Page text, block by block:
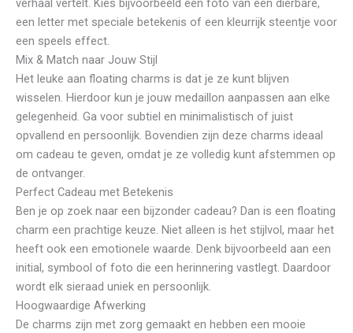
verhaal vertelt. Kies bijvoorbeeld een foto van een dierbare,
een letter met speciale betekenis of een kleurrijk steentje voor
een speels effect.
Mix & Match naar Jouw Stijl
Het leuke aan floating charms is dat je ze kunt blijven
wisselen. Hierdoor kun je jouw medaillon aanpassen aan elke
gelegenheid. Ga voor subtiel en minimalistisch of juist
opvallend en persoonlijk. Bovendien zijn deze charms ideaal
om cadeau te geven, omdat je ze volledig kunt afstemmen op
de ontvanger.
Perfect Cadeau met Betekenis
Ben je op zoek naar een bijzonder cadeau? Dan is een floating
charm een prachtige keuze. Niet alleen is het stijlvol, maar het
heeft ook een emotionele waarde. Denk bijvoorbeeld aan een
initial, symbool of foto die een herinnering vastlegt. Daardoor
wordt elk sieraad uniek en persoonlijk.
Hoogwaardige Afwerking
De charms zijn met zorg gemaakt en hebben een mooie